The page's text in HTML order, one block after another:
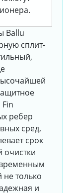
Ballu
сплит-
ребер
сред,
срок
очистки
не только
и